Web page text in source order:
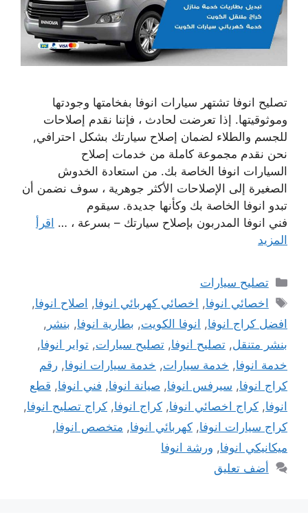
تصليح انوفا تشتهر سيارات انوفا بفخامتها وجودتها
وموثوقيتها. إذا تعرضت لحادث ، فإننا نقدم إصلاحات
للجسم والطلاء لضمان إصلاح سيارتك بشكل احترافي,
نحن نقدم مجموعة كاملة من خدمات إصلاح
السيارات انوفا الخاصة بك. من استعادة الخدوش
الصغيرة إلى الإصلاحات الأكثر جوهرية ، سوف نضمن أن
تبدو انوفا الخاصة بك وكأنها جديدة. سيقوم
فني انوفا المدربون بإصلاح سيارتك – بسرعة ، … اقرأ
المزيد
التصنيفات
تصليح سيارات
الوسوم
اخصائي انوفا, اخصائي كهربائي انوفا, اصلاح انوفا,
افضل كراج انوفا, انوفا الكويت, بطارية انوفا, بنشر ,
بنشر متنقل, تصليح انوفا, تصليح سيارات, تواير انوفا,
خدمة انوفا, خدمة سيارات, خدمة سيارات انوفا, رقم
كراج انوفا, سيرفس انوفا, صيانة انوفا, فني انوفا, قطع
انوفا, كراج اخصائي انوفا, كراج انوفا, كراج تصليح انوفا,
كراج سيارات انوفا, كهربائي انوفا, متخصص انوفا,
ميكانيكي انوفا, ورشة انوفا
أضف تعليق